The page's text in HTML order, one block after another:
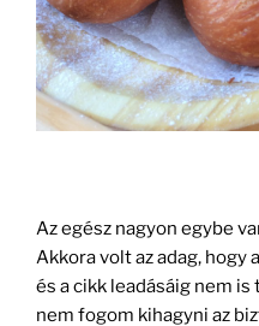
Az egész nagyon egybe
Akkora volt az adag,
és a cikk leadásáig nem
nem fogom kihagyni az